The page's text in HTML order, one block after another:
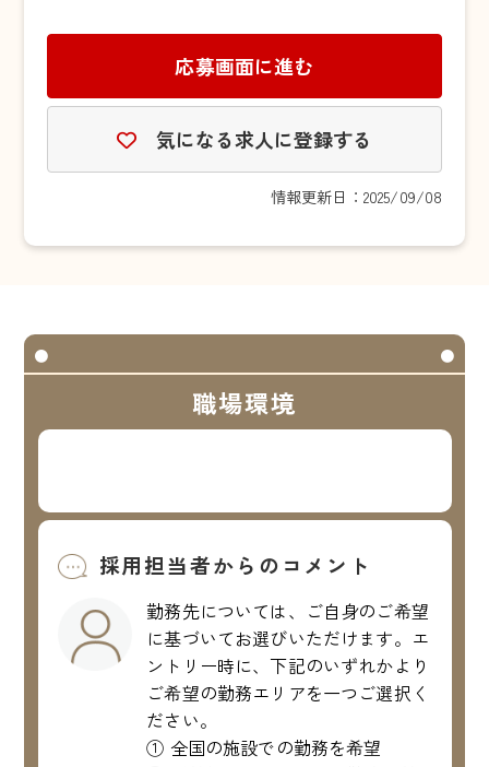
応募画面に進む
気になる求人に登録する
情報更新日：2025/09/08
職場環境
採用担当者からのコメント
勤務先については、ご自身のご希望
に基づいてお選びいただけます。エ
ントリー時に、下記のいずれかより
ご希望の勤務エリアを一つご選択く
ださい。
① 全国の施設での勤務を希望